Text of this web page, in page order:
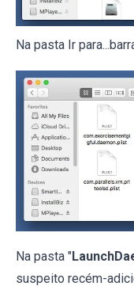
Na pasta Ir
Na pasta "
suspeito recém-